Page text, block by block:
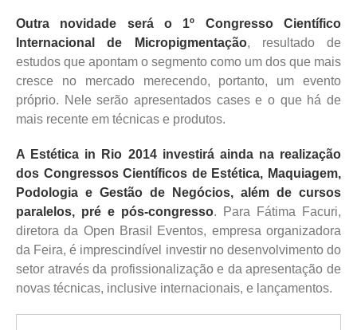
Outra novidade será o 1º Congresso Científico
Internacional de Micropigmentação, resultado de
estudos que apontam o segmento como um dos que mais
cresce no mercado merecendo, portanto, um evento
próprio. Nele serão apresentados cases e o que há de
mais recente em técnicas e produtos.
A Estética in Rio 2014 investirá ainda na realização
dos Congressos Científicos de Estética, Maquiagem,
Podologia e Gestão de Negócios, além de cursos
paralelos, pré e pós-congresso. Para Fátima Facuri,
diretora da Open Brasil Eventos, empresa organizadora
da Feira, é imprescindível investir no desenvolvimento do
setor através da profissionalização e da apresentação de
novas técnicas, inclusive internacionais, e lançamentos.